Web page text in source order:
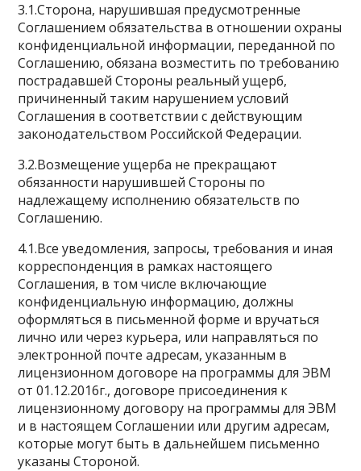
3.1.Сторона, нарушившая предусмотренные
Соглашением обязательства в отношении охраны
конфиденциальной информации, переданной по
Соглашению, обязана возместить по требованию
пострадавшей Стороны реальный ущерб,
причиненный таким нарушением условий
Соглашения в соответствии с действующим
законодательством Российской Федерации.
3.2.Возмещение ущерба не прекращают
обязанности нарушившей Стороны по
надлежащему исполнению обязательств по
Соглашению.
4.1.Все уведомления, запросы, требования и иная
корреспонденция в рамках настоящего
Соглашения, в том числе включающие
конфиденциальную информацию, должны
оформляться в письменной форме и вручаться
лично или через курьера, или направляться по
электронной почте адресам, указанным в
лицензионном договоре на программы для ЭВМ
от 01.12.2016г., договоре присоединения к
лицензионному договору на программы для ЭВМ
и в настоящем Соглашении или другим адресам,
которые могут быть в дальнейшем письменно
указаны Стороной.